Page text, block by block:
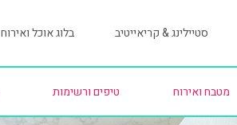
סטיילינג & קריאייטיב בלוג אוכל ואירוח
מטבח ואירוח טיפים ורשימות